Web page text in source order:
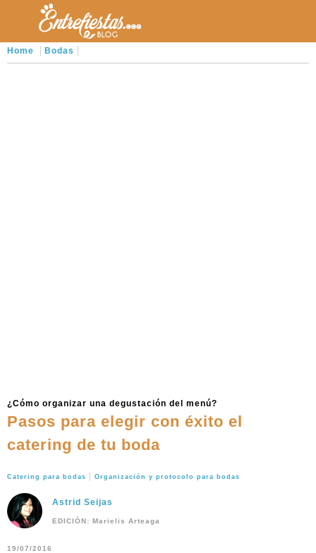
Home Bodas
¿Cómo organizar una degustación del menú?
Pasos para elegir con éxito el
catering de tu boda
Catering para bodas Organización y protocolo para bodas
Astrid Seijas
EDICIÓN: Marielis Arteaga
19/07/2016